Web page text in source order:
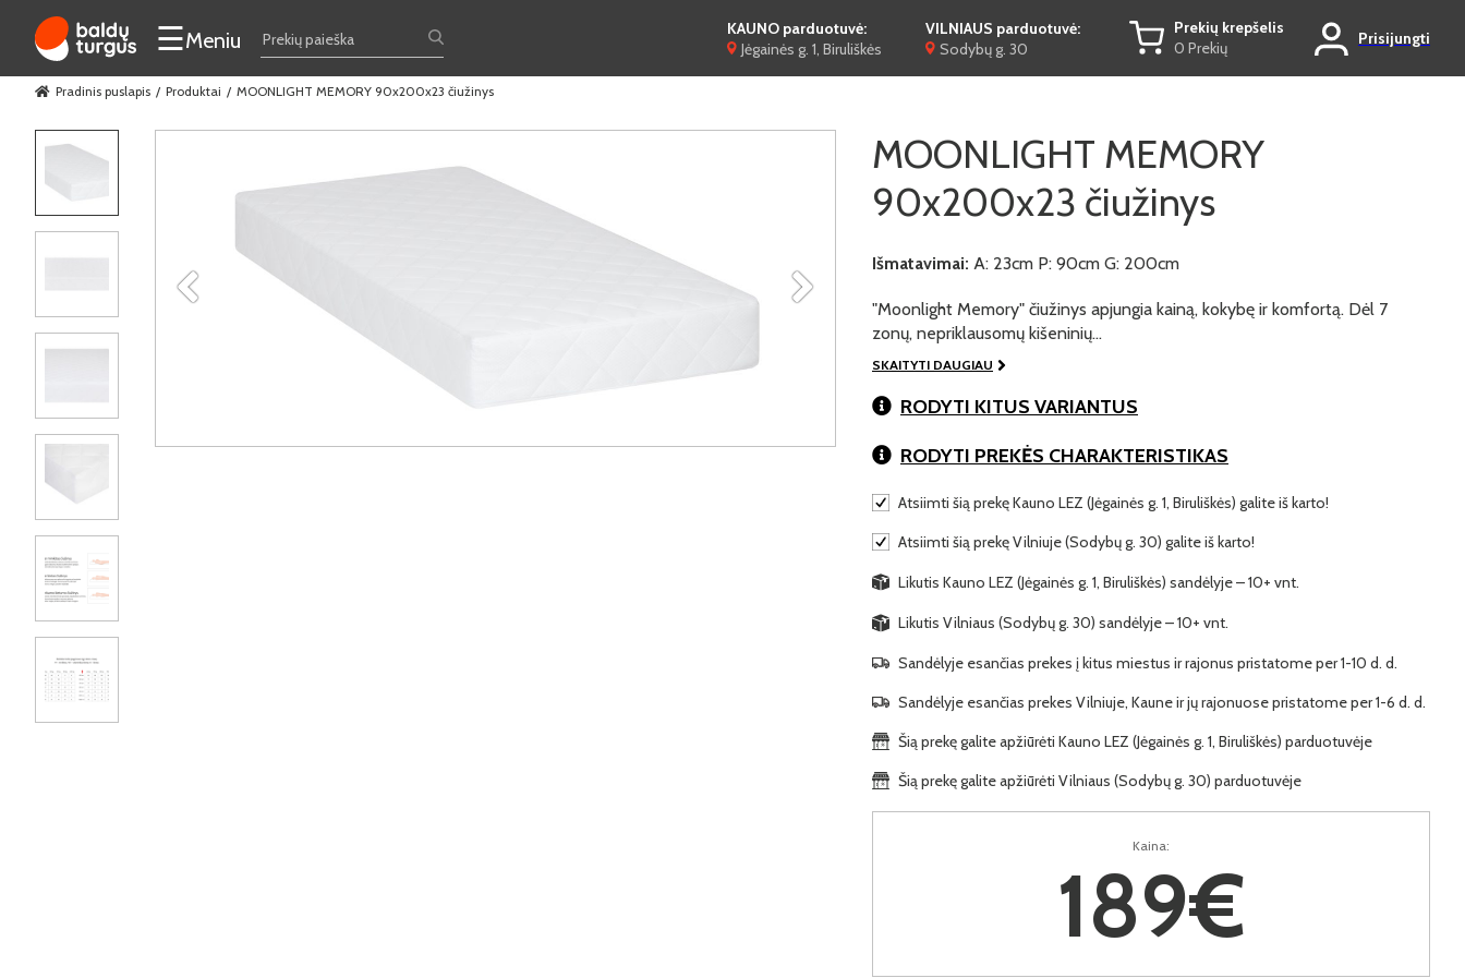
☰Meniu
KAUNO parduotuvė:
Jėgainės g. 1, Biruliškės
VILNIAUS parduotuvė:
Sodybų g. 30
Prekių krepšelis
0 Prekių
Prisijungti
Pradinis puslapis Produktai MOONLIGHT MEMORY 90x200x23 čiužinys
MOONLIGHT MEMORY
90x200x23 čiužinys
Išmatavimai: A: 23cm P: 90cm G: 200cm
"Moonlight Memory" čiužinys apjungia kainą, kokybę ir komfortą. Dėl 7
zonų, nepriklausomų kišeninių…
SKAITYTI DAUGIAU
RODYTI KITUS VARIANTUS
RODYTI PREKĖS CHARAKTERISTIKAS
Atsiimti šią prekę Kauno LEZ (Jėgainės g. 1, Biruliškės) galite iš karto!
Atsiimti šią prekę Vilniuje (Sodybų g. 30) galite iš karto!
Likutis Kauno LEZ (Jėgainės g. 1, Biruliškės) sandėlyje – 10+ vnt.
Likutis Vilniaus (Sodybų g. 30) sandėlyje – 10+ vnt.
Sandėlyje esančias prekes į kitus miestus ir rajonus pristatome per 1-10 d. d.
Sandėlyje esančias prekes Vilniuje, Kaune ir jų rajonuose pristatome per 1-6 d. d.
Šią prekę galite apžiūrėti Kauno LEZ (Jėgainės g. 1, Biruliškės) parduotuvėje
Šią prekę galite apžiūrėti Vilniaus (Sodybų g. 30) parduotuvėje
Kaina:
189€